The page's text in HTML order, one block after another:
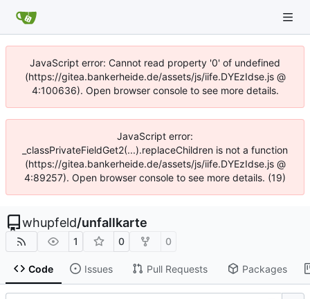
JavaScript error: Cannot read property '0' of undefined
(https://gitea.bankerheide.de/assets/js/iife.DYEzIdse.js @
4:100636). Open browser console to see more details.
JavaScript error:
_classPrivateFieldGet2(...).replaceChildren is not a function
(https://gitea.bankerheide.de/assets/js/iife.DYEzIdse.js @
4:89257). Open browser console to see more details. (19)
whupfeld/unfallkarte
1 0 0
Code Issues Pull Requests Packages